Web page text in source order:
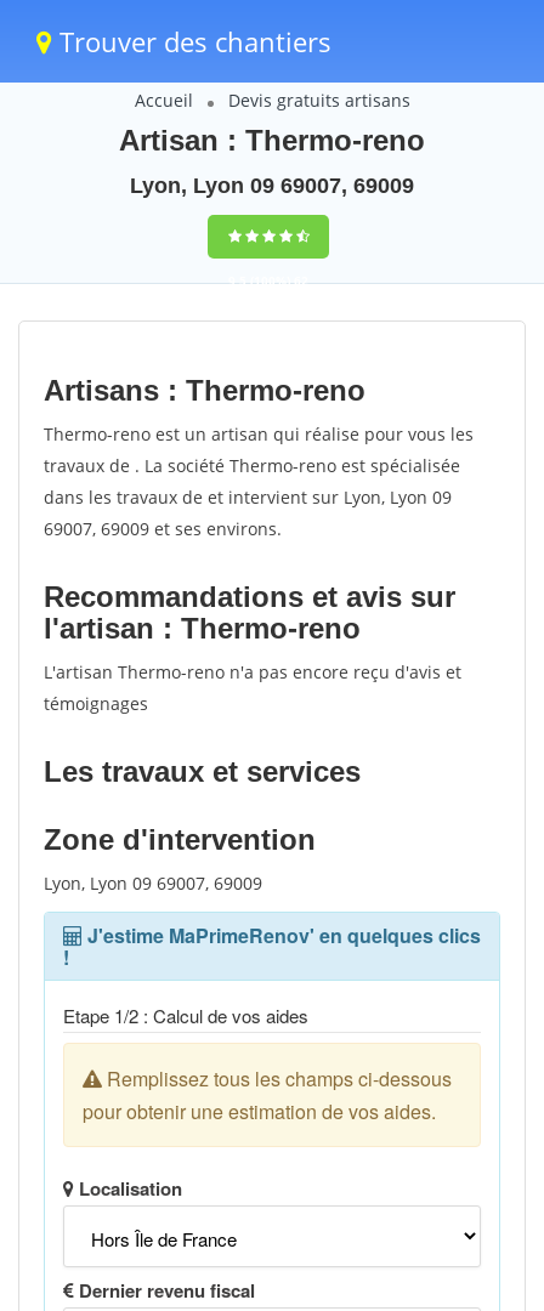
Trouver des chantiers
Accueil Devis gratuits artisans
Artisan : Thermo-reno
Lyon, Lyon 09 69007, 69009
9,5(100%)62
votes
Artisans : Thermo-reno
Thermo-reno est un artisan qui réalise pour vous les
travaux de . La société Thermo-reno est spécialisée
dans les travaux de et intervient sur Lyon, Lyon 09
69007, 69009 et ses environs.
Recommandations et avis sur
l'artisan : Thermo-reno
L'artisan Thermo-reno n'a pas encore reçu d'avis et
témoignages
Les travaux et services
Zone d'intervention
Lyon, Lyon 09 69007, 69009